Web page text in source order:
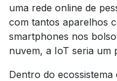
uma rede online de
com tantos aparelhos
smartphones nos
nuvem, a IoT seria um
Dentro do ecossistema